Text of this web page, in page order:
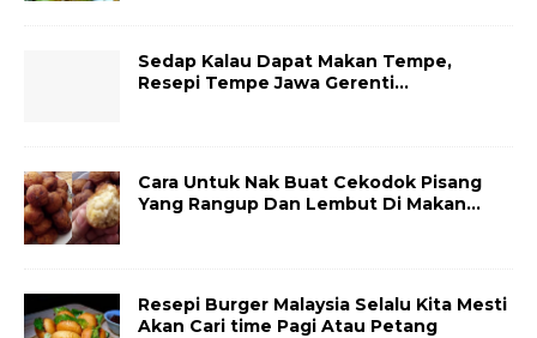
Sedap Kalau Dapat Makan Tempe,
Resepi Tempe Jawa Gerenti…
Cara Untuk Nak Buat Cekodok Pisang
Yang Rangup Dan Lembut Di Makan…
Resepi Burger Malaysia Selalu Kita Mesti
Akan Cari time Pagi Atau Petang